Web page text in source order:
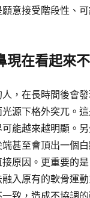
意接受階段性、
現在看起來
，在長時間後會
源下格外突兀。
能越來越明顯。
甚至會頂出一個
原因。更重要的
入原有的軟骨運
致，造成不協調